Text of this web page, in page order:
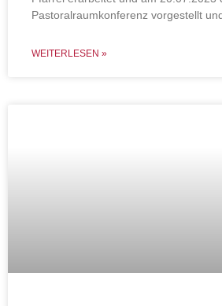
Pastoralraumkonferenz vorgestellt
WEITERLESEN »